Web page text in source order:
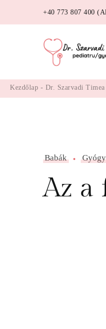
+40 773 807 400
Kezdőlap - Dr. Szarvadi Timea
Babák
Az a